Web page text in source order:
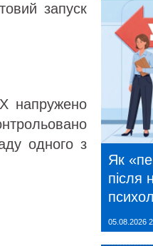
запуск
напружено
одного з
Як
після
05.08.2026